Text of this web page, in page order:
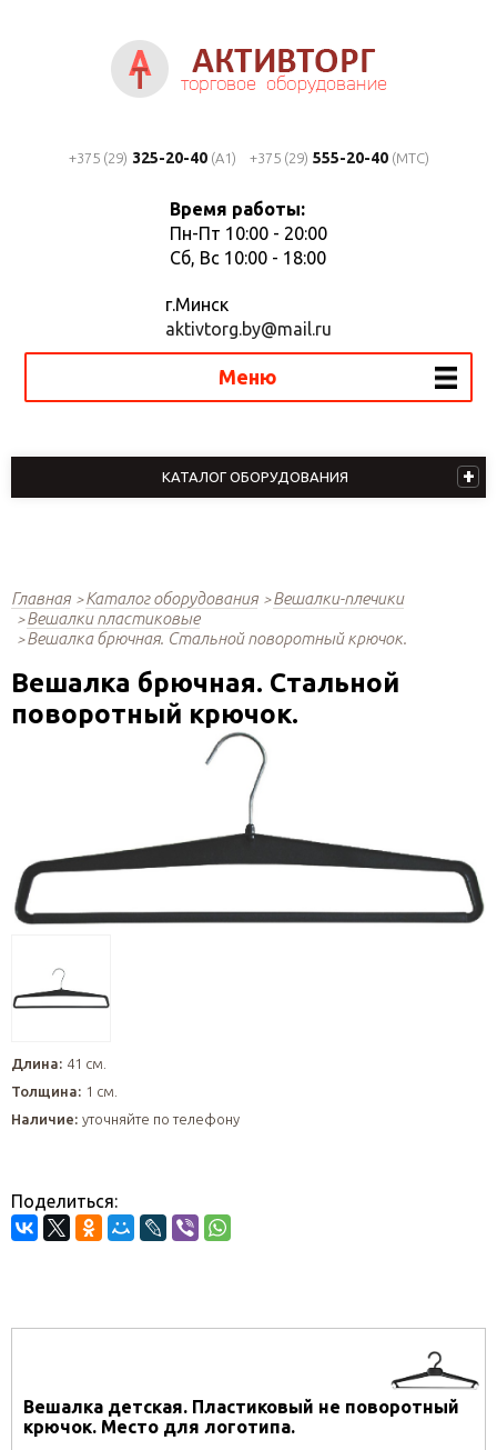
+375 (29) 325-20-40(A1) +375 (29) 555-20-40(MTC)
Время работы:
Пн-Пт 10:00 - 20:00
Сб, Вс 10:00 - 18:00
г.Минск
aktivtorg.by@mail.ru
Меню
КАТАЛОГ ОБОРУДОВАНИЯ
Главная Каталог оборудования
Вешалки-плечики
Вешалки пластиковые
Вешалка брючная. Стальной поворотный крючок.
Вешалка брючная. Стальной
поворотный крючок.
Длина: 41 см.
Толщина: 1 см.
Наличие: уточняйте по телефону
Поделиться:
Вешалка детская. Пластиковый не поворотный
крючок. Место для логотипа.